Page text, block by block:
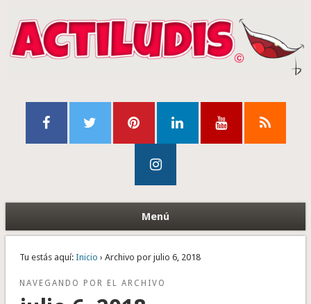
Menú
Tu estás aquí: Inicio › Archivo por julio 6, 2018
NAVEGANDO POR EL ARCHIVO